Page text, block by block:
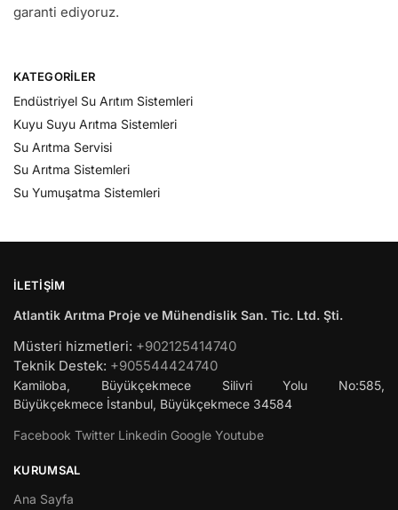
garanti ediyoruz.
KATEGORILER
Endüstriyel Su Arıtım Sistemleri
Kuyu Suyu Arıtma Sistemleri
Su Arıtma Servisi
Su Arıtma Sistemleri
Su Yumuşatma Sistemleri
İLETIŞIM
Atlantik Arıtma Proje ve Mühendislik San. Tic. Ltd. Şti.
Müsteri hizmetleri: +902125414740
Teknik Destek: +905544424740
Kamiloba, Büyükçekmece Silivri Yolu No:585,
Büyükçekmece İstanbul, Büyükçekmece 34584
Facebook Twitter Linkedin Google Youtube
KURUMSAL
Ana Sayfa